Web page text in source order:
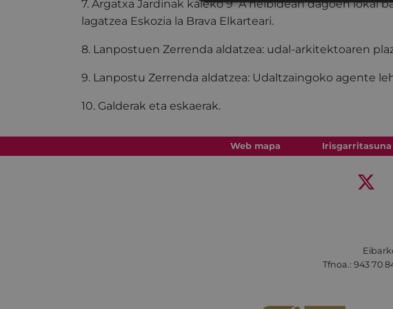
7. Argatxa Jardinak kaleko 9 A helbidean dagoen lokal
lagatzea Eskozia la Brava Elkarteari.
8. Lanpostuen Zerrenda aldatzea: udal-arkitektoaren
9. Lanpostu Zerrenda aldatzea: Udaltzaingoko agente
10. Galderak eta eskaerak.
Web mapa Irisgarritasuna
Tfnoa.: 943 70